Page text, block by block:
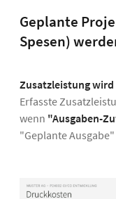
Geplante
Spesen)
Zusatzleistung wird
Erfasste
wenn "Ausgaben-
"Geplante